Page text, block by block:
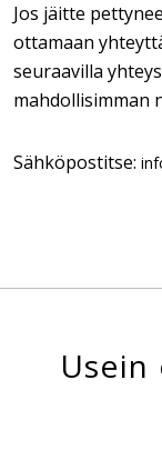
Jos jäitte
ottamaan
seuraavilla
mahdollisimman
Sähköpostitse:
Usein